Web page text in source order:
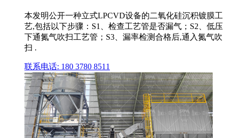
本发明公开一种立式LPCVD设备的二氧化硅沉积镀膜工
艺,包括以下步骤：S1、检查工艺管是否漏气；S2、低压
下通氮气吹扫工艺管；S3、漏率检测合格后,通入氮气吹
扫 .
联系电话: 180 3780 8511